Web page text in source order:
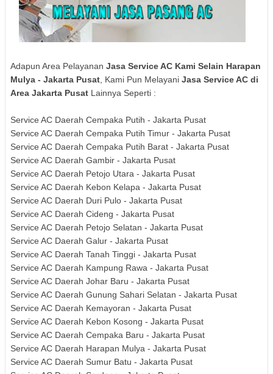
Adapun Area Pelayanan Jasa Service AC Kami Selain Harapan
Mulya - Jakarta Pusat , Kami Pun Melayani Jasa Service AC di
Area Jakarta Pusat Lainnya Seperti :
Service AC Daerah Cempaka Putih - Jakarta Pusat
Service AC Daerah Cempaka Putih Timur - Jakarta Pusat
Service AC Daerah Cempaka Putih Barat - Jakarta Pusat
Service AC Daerah Gambir - Jakarta Pusat
Service AC Daerah Petojo Utara - Jakarta Pusat
Service AC Daerah Kebon Kelapa - Jakarta Pusat
Service AC Daerah Duri Pulo - Jakarta Pusat
Service AC Daerah Cideng - Jakarta Pusat
Service AC Daerah Petojo Selatan - Jakarta Pusat
Service AC Daerah Galur - Jakarta Pusat
Service AC Daerah Tanah Tinggi - Jakarta Pusat
Service AC Daerah Kampung Rawa - Jakarta Pusat
Service AC Daerah Johar Baru - Jakarta Pusat
Service AC Daerah Gunung Sahari Selatan - Jakarta Pusat
Service AC Daerah Kemayoran - Jakarta Pusat
Service AC Daerah Kebon Kosong - Jakarta Pusat
Service AC Daerah Cempaka Baru - Jakarta Pusat
Service AC Daerah Harapan Mulya - Jakarta Pusat
Service AC Daerah Sumur Batu - Jakarta Pusat